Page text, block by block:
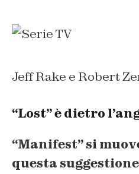
Jeff Rake e Robert
“Lost” è dietro
“Manifest” si
questa